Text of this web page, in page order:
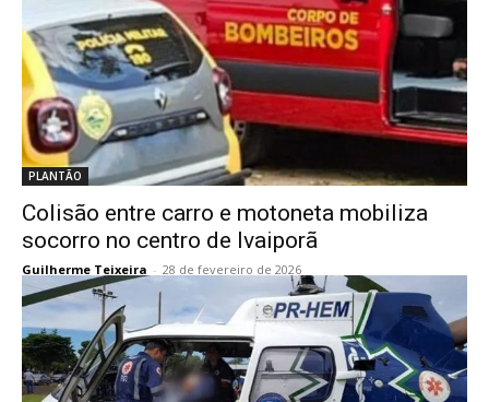
PLANTÃO
Colisão entre carro e motoneta mobiliza
socorro no centro de Ivaiporã
Guilherme Teixeira - 28 de fevereiro de 2026